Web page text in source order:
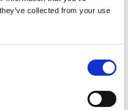
collected from your use